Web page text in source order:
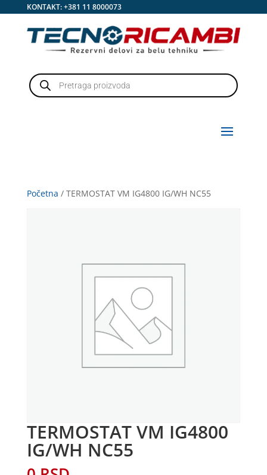
KONTAKT:+381 11 8000073
Products
search
Početna / TERMOSTAT VM IG4800 IG/WH NC55
TERMOSTAT VM IG4800
IG/WH NC55